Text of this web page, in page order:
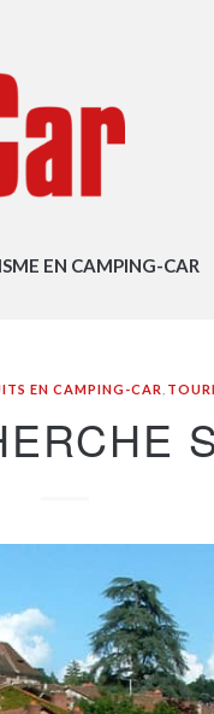
EN CAMPING-CAR
EN CAMPING-CAR